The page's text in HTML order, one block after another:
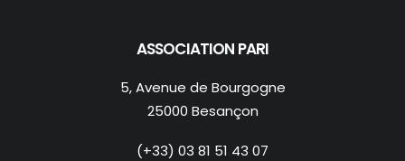
ASSOCIATION PARI
5, Avenue de Bourgogne
25000 Besançon
(+33) 03 81 51 43 07